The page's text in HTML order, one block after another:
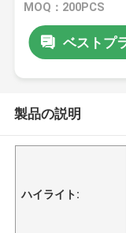
MOQ：200PCS
ベストプ
製品の説明
ハイライト: